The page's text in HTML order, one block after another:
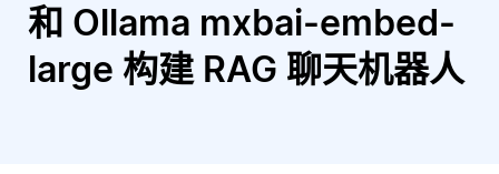
和 Ollama mxbai-embed-
large 构建 RAG 聊天机器人